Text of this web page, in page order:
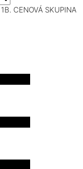
1B. CENOVÁ SKUPINA